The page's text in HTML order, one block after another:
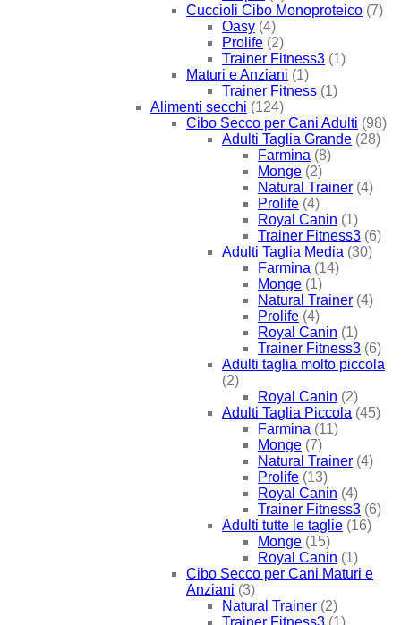
Cuccioli Cibo Monoproteico (7)
Oasy (4)
Prolife (2)
Trainer Fitness3 (1)
Maturi e Anziani (1)
Trainer Fitness (1)
Alimenti secchi (124)
Cibo Secco per Cani Adulti (98)
Adulti Taglia Grande (28)
Farmina (8)
Monge (2)
Natural Trainer (4)
Prolife (4)
Royal Canin (1)
Trainer Fitness3 (6)
Adulti Taglia Media (30)
Farmina (14)
Monge (1)
Natural Trainer (4)
Prolife (4)
Royal Canin (1)
Trainer Fitness3 (6)
Adulti taglia molto piccola
(2)
Royal Canin (2)
Adulti Taglia Piccola (45)
Farmina (11)
Monge (7)
Natural Trainer (4)
Prolife (13)
Royal Canin (4)
Trainer Fitness3 (6)
Adulti tutte le taglie (16)
Monge (15)
Royal Canin (1)
Cibo Secco per Cani Maturi e
Anziani (3)
Natural Trainer (2)
Trainer Fitness3 (1)